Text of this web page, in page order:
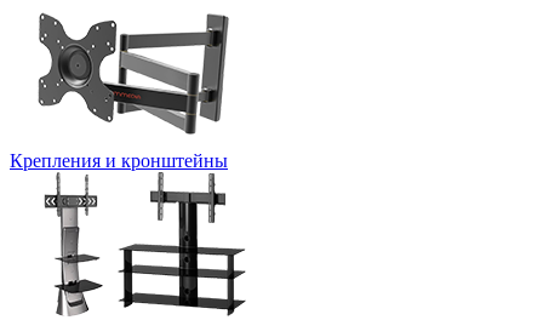
Крепления и кронштейны